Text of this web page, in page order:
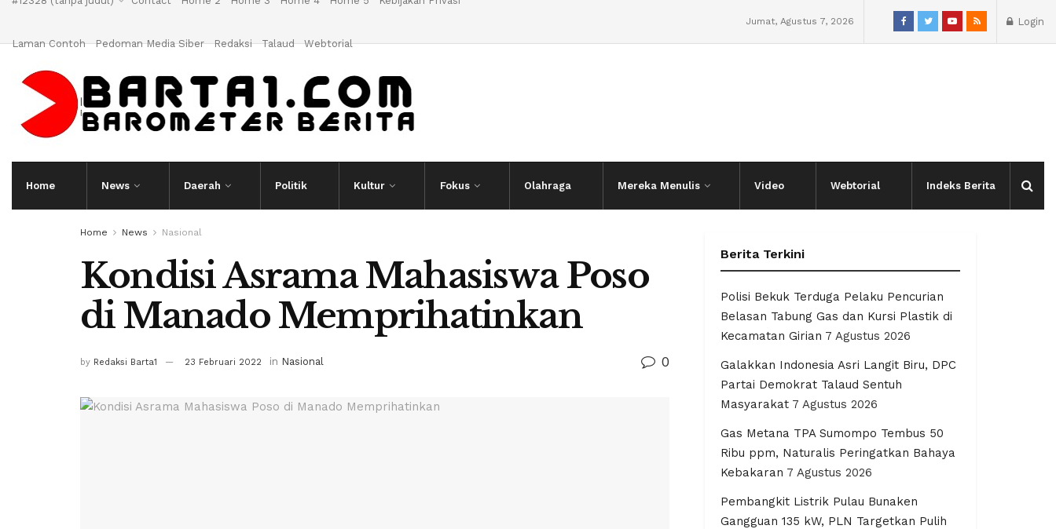
Laman Contoh Pedoman Media Siber Redaksi Talaud Webtorial
Jumat, Agustus 7, 2026 Login
Home News Daerah Politik Kultur Fokus Olahraga Mereka Menulis Video Webtorial Indeks Berita
Home News Nasional
Kondisi Asrama Mahasiswa Poso
di Manado Memprihatinkan
by Redaksi Barta1 23 Februari 2022 in Nasional 0
Berita Terkini
Polisi Bekuk Terduga Pelaku Pencurian
Belasan Tabung Gas dan Kursi Plastik di
Kecamatan Girian 7 Agustus 2026
Galakkan Indonesia Asri Langit Biru, DPC
Partai Demokrat Talaud Sentuh
Masyarakat 7 Agustus 2026
Gas Metana TPA Sumompo Tembus 50
Ribu ppm, Naturalis Peringatkan Bahaya
Kebakaran 7 Agustus 2026
Pembangkit Listrik Pulau Bunaken
Gangguan 135 kW, PLN Targetkan Pulih